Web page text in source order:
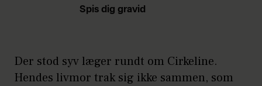
Spis dig gravid
Der stod syv læger rundt om Cirkeline.
Hendes livmor trak sig ikke sammen, som